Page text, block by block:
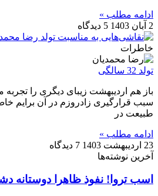
ادامه مطلب »
2 آبان 1403
5 دیدگاه
خاطرات
تولد 32 سالگی
باز هم اردیبهشت زیبای دیگری را
سبب قرارگیری زادروزم در آن برایم
طبیعت در
ادامه مطلب »
23 اردیبهشت 1403
7 دیدگاه
آخرین نوشته‌ها
اسب تروا! نفوذ ظاهرا دوستانه